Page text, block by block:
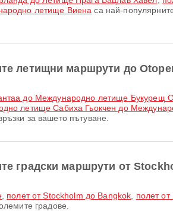
летище Виена са най-
летищни маршрути до
до Международно летище Букурещ
летище Сабиха Гьокчен до
за вашето пътуване.
градски маршрути от
, полет от Stockholm до Bangkok полет
градове.